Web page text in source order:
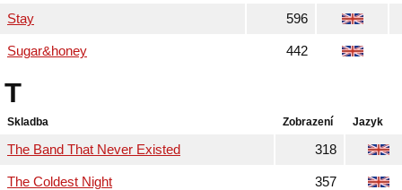
Stay 596
Sugar&honey 442
T
Skladba Zobrazení Jazyk
The Band That Never Existed 318
The Coldest Night 357